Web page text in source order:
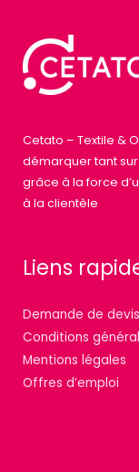
Cetato – Textile &
démarquer tant
grâce à la force
à la clientèle
Liens
Demande de devis
Conditions
Mentions légales
Offres d’emploi